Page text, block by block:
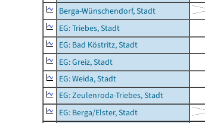
Berga-Wünschendorf, Stadt
EG: Triebes, Stadt
EG: Bad Köstritz, Stadt
EG: Greiz, Stadt
EG: Weida, Stadt
EG: Zeulenroda-Triebes, Stadt
EG: Berga/Elster, Stadt